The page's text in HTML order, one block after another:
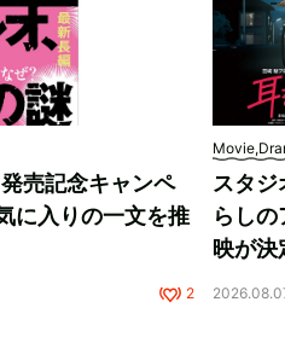
売記念キャンペ
に入りの一文を推
2
スタ
らし
映が決